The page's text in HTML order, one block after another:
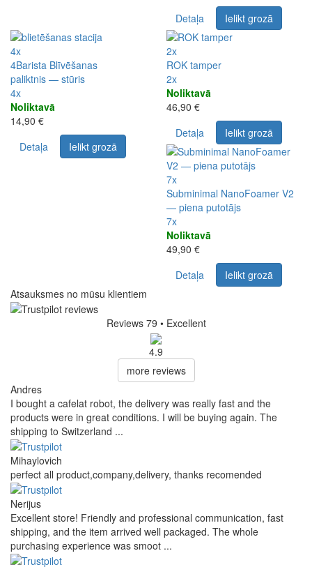
Detaļa
Ielikt grozā
4x
4Barista Blīvēšanas
paliktnis — stūris
4x
Noliktavā
14,90 €
Detaļa
Ielikt grozā
2x
ROK tamper
2x
Noliktavā
46,90 €
Detaļa
Ielikt grozā
7x
Subminimal NanoFoamer V2
— piena putotājs
7x
Noliktavā
49,90 €
Detaļa
Ielikt grozā
Atsauksmes no mūsu klientiem
Reviews 79 • Excellent
4.9
more reviews
Andres
I bought a cafelat robot, the delivery was really fast and the
products were in great conditions. I will be buying again. The
shipping to Switzerland ...
Mihaylovich
perfect all product,company,delivery, thanks recomended
Nerijus
Excellent store! Friendly and professional communication, fast
shipping, and the item arrived well packaged. The whole
purchasing experience was smoot ...